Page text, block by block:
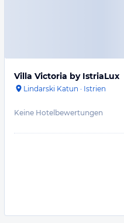
Villa Victoria by IstriaLux
Lindarski Katun · Istrien
Keine Hotelbewertungen